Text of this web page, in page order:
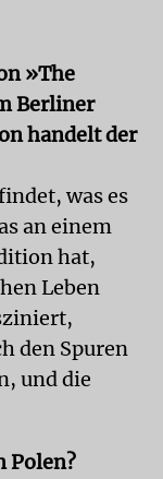
»The
Berliner
handelt der
was es
an einem
hat,
Leben
den Spuren
und die
Polen?